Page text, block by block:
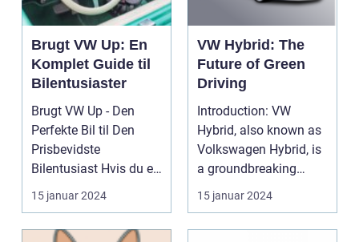
Brugt VW Up: En
Komplet Guide til
Bilentusiaster
Brugt VW Up - Den
Perfekte Bil til Den
Prisbevidste
Bilentusiast Hvis du er
på udkig efter en
brugt...
15 januar 2024
VW Hybrid: The
Future of Green
Driving
Introduction: VW
Hybrid, also known as
Volkswagen Hybrid, is
a groundbreaking
technology that
combin...
15 januar 2024